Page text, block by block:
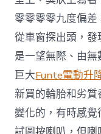
零零零零九度偏
從車窗探出頭，
是一望無際、由無
巨大Funte電動升
新買的輪胎和劣
變化的，有時感